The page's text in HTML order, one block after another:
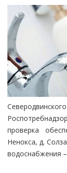
проверка
Ненокса, д.
водоснабжения